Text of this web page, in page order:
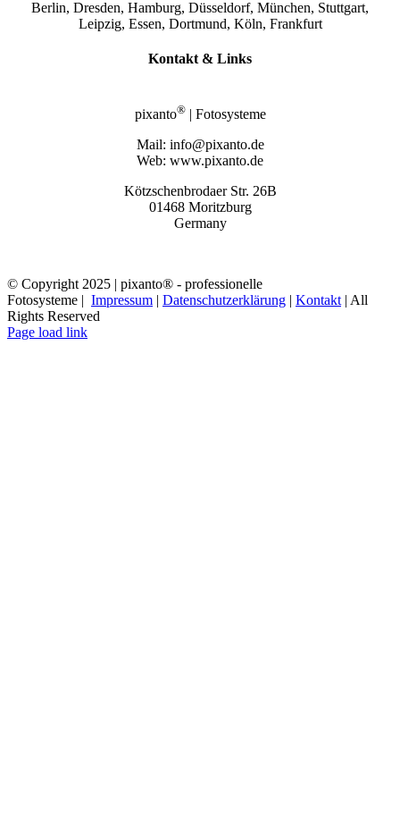
Berlin, Dresden, Hamburg, Düsseldorf, München, Stuttgart,
Leipzig, Essen, Dortmund, Köln, Frankfurt
Kontakt & Links
pixanto®| Fotosysteme
Mail: info@pixanto.de
Web: www.pixanto.de
Kötzschenbrodaer Str. 26B
01468 Moritzburg
Germany
© Copyright 2025 | pixanto® - professionelle
Fotosysteme | Impressum | Datenschutzerklärung | Kontakt | All
Rights Reserved
Page load link